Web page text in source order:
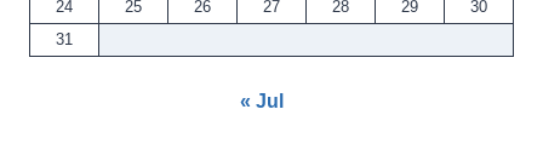
24
25 26 27 28 29
30
31
« Jul